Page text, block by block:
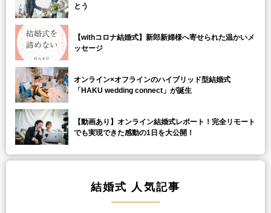
とう
【withコロナ結婚式】新郎新婦様へ寄せられた温かいメ
ッセージ
オンライン×オフラインのハイブリッド型結婚式
「HAKU wedding connect」が誕生
【動画あり】オンライン結婚式レポート！完全リモート
でも実現できた感動の1日を大公開！
結婚式 人気記事